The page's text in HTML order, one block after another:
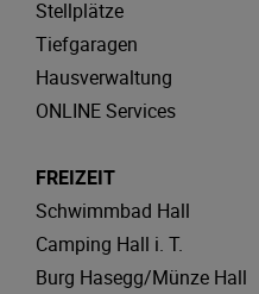
Stellplätze
Tiefgaragen
Hausverwaltung
ONLINE Services
FREIZEIT
Schwimmbad Hall
Camping Hall i. T.
Burg Hasegg/Münze Hall